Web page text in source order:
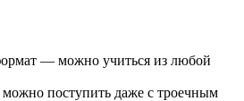
— можно учиться из любой
поступить даже с троечным